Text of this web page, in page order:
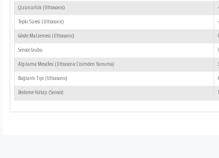
Çözünürlük (Ultrasonic)
Tepki Süresi (Ultrasonic)
Gövde Malzemesi (Ultrasonic)
Sensör Grubu
Algılama Mesafesi (Ultrasonic Cisimden Yansıma)
Bağlantı Tipi (Ultrasonic)
Besleme Voltajı (Sensör)